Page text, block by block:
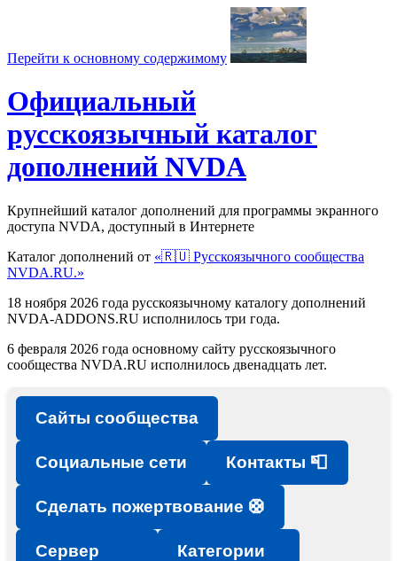
Перейти к основному содержимому
Официальный
русскоязычный каталог
дополнений NVDA
Крупнейший каталог дополнений для программы экранного
доступа NVDA, доступный в Интернете
Каталог дополнений от «🇷🇺 Русскоязычного сообщества
NVDA.RU.»
18 ноября 2026 года русскоязычному каталогу дополнений
NVDA-ADDONS.RU исполнилось три года.
6 февраля 2026 года основному сайту русскоязычного
сообщества NVDA.RU исполнилось двенадцать лет.
Сайты сообщества
Социальные сети Контакты 📮
Сделать пожертвование 🛟
Сервер Категории